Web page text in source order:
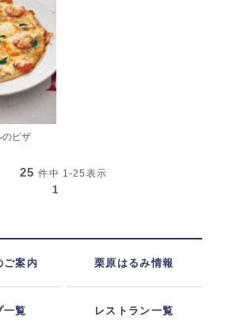
のピザ
25 件中 1-25 表示
1
ご案内 栗原はるみ情報
一覧 レストラン一覧